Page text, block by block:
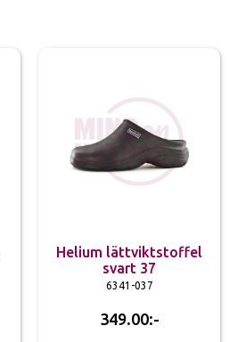
Helium lättviktstoffel
svart 37
6341-037
349.00